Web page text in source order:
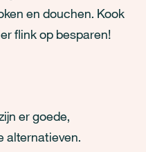
en douchen. Kook
flink op besparen!
er goede,
alternatieven.